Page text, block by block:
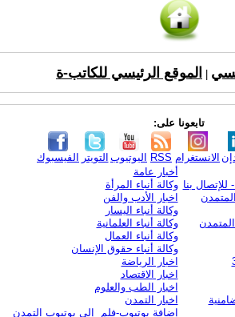
الموقع الرئيسي للكاتب-ة
تابعونا على:
الفيسبوك التويتر اليوتيوب RSS الانستغرام
للإتصال بنا
أخبار عامة
وكالة أنباء المرأة
اخبار الأدب والفن
وكالة أنباء اليسار
وكالة أنباء العلمانية
وكالة أنباء العمال
وكالة أنباء حقوق الإنسان
اخبار الرياضة
اخبار الاقتصاد
اخبار الطب والعلوم
اخبار التمدن
إضافة يوتيوب-فلم إلى يوتيوب التمدن